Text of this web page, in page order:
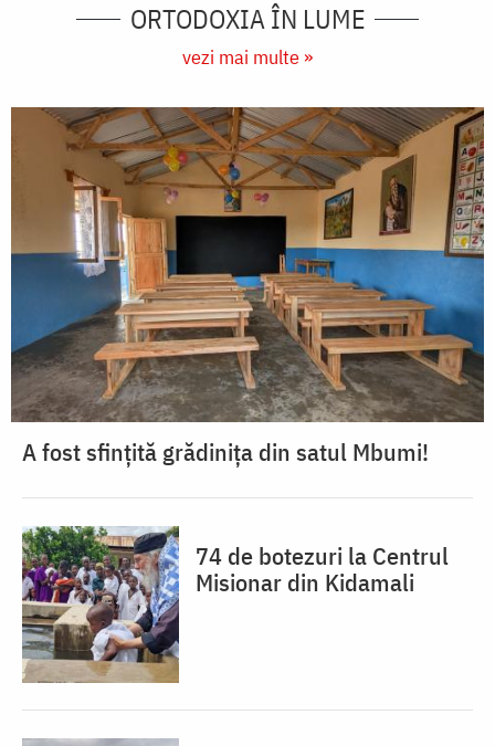
ORTODOXIA ÎN LUME
vezi mai multe »
A fost sfințită grădinița din satul Mbumi!
74 de botezuri la Centrul
Misionar din Kidamali